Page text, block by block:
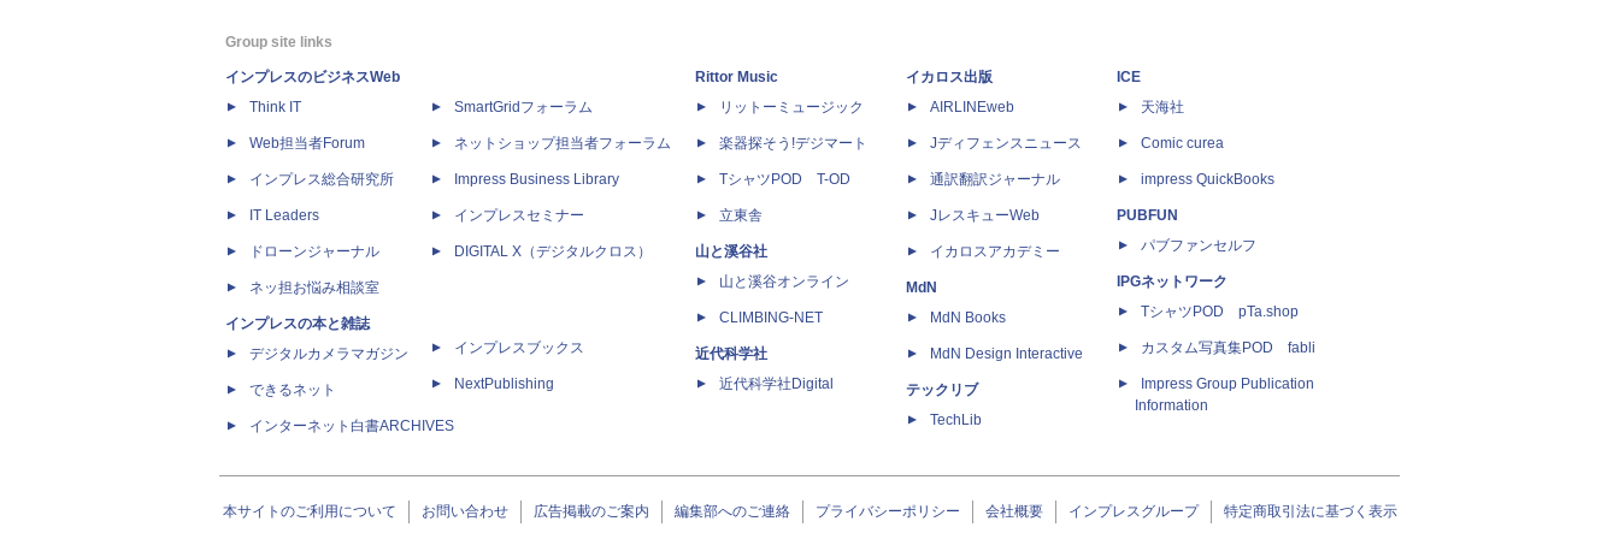
Group site links
インプレスのビジネスWeb
Think IT
Web担当者Forum
インプレス総合研究所
IT Leaders
ドローンジャーナル
ネッ担お悩み相談室
インプレスの本と雑誌
デジタルカメラマガジン
できるネット
インターネット白書ARCHIVES
SmartGridフォーラム
ネットショップ担当者フォーラム
Impress Business Library
インプレスセミナー
DIGITAL X（デジタルクロス）
インプレスブックス
NextPublishing
Rittor Music
リットーミュージック
楽器探そう!デジマート
TシャツPOD T-OD
立東舎
山と溪谷社
山と溪谷オンライン
CLIMBING-NET
近代科学社
近代科学社Digital
イカロス出版
AIRLINEweb
Jディフェンスニュース
通訳翻訳ジャーナル
JレスキューWeb
イカロスアカデミー
MdN
MdN Books
MdN Design Interactive
テックリブ
TechLib
ICE
天海社
Comic curea
impress QuickBooks
PUBFUN
パブファンセルフ
IPGネットワーク
TシャツPOD pTa.shop
カスタム写真集POD fabli
Impress Group Publication
Information
本サイトのご利用について お問い合わせ 広告掲載のご案内 編集部へのご連絡 プライバシーポリシー 会社概要 インプレスグループ 特定商取引法に基づく表示